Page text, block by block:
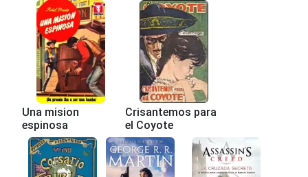
Una mision
espinosa
Crisantemos para
el Coyote